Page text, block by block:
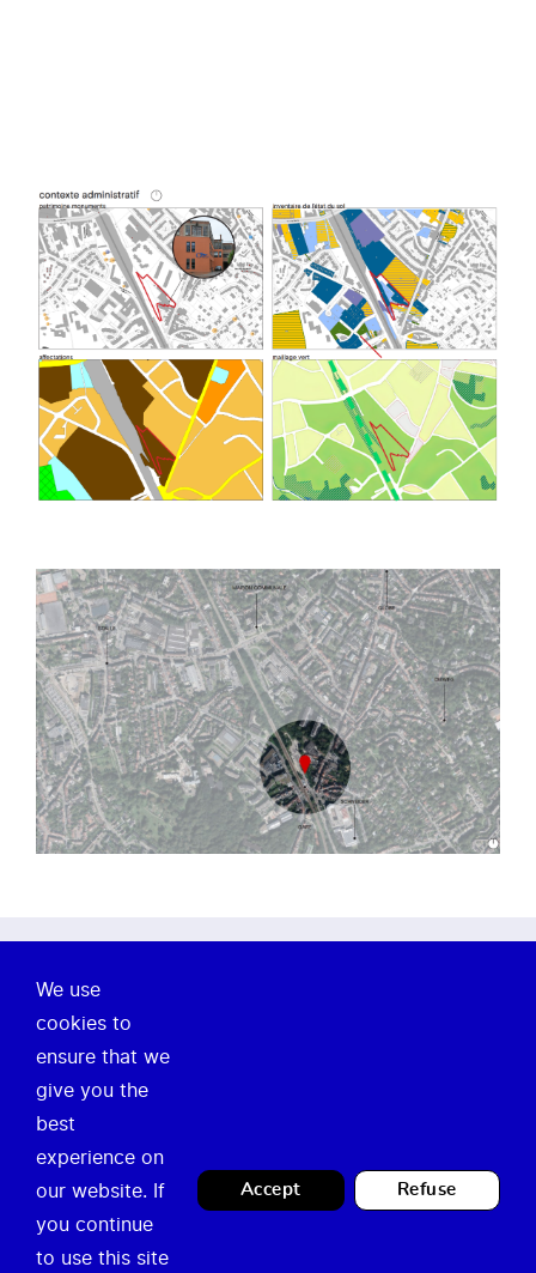
Notre mission
Actualités
Legal
Privacy Policy
Mentions légales
Guichet Occupation
We use
cookies to
ensure that we
give you the
best
experience on
our website. If
you continue
to use this site
Accept Refuse